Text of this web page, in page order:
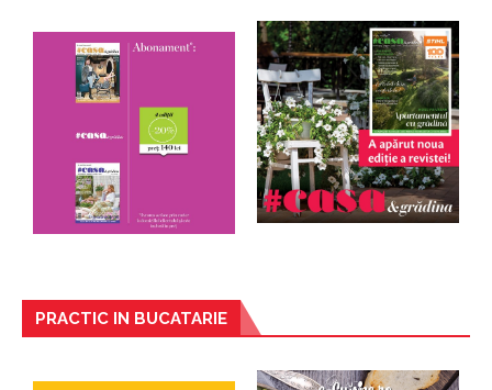
PRACTIC IN BUCATARIE